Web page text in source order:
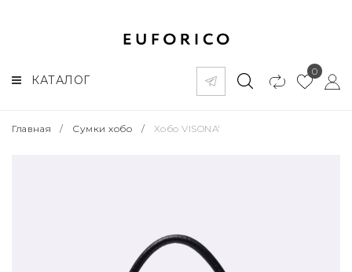
КАТАЛОГ
0
Главная / Сумки хобо / Хобо VISONA'